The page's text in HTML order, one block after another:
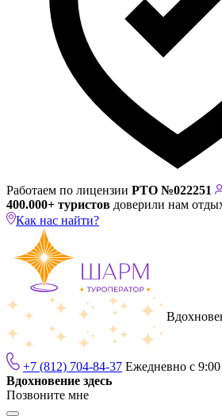
Работаем по лицензии РТО №022251
400.000+ туристов доверили нам
Как нас найти?
+7 (812) 704-84-37 Ежедневно с
Вдохновение здесь
Позвоните мне